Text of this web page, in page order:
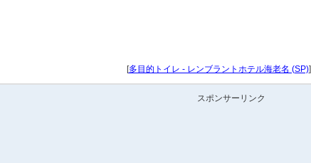
[多目的トイレ - レンブラントホテル海老名 (SP)]
スポンサーリンク